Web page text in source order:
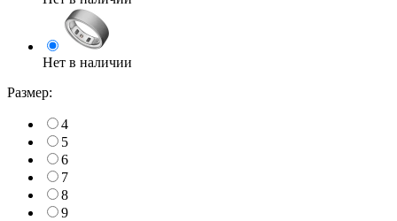
Нет в наличии
Размер:
4
5
6
7
8
9